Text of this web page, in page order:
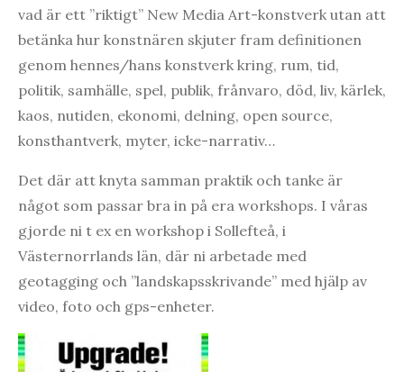
vad är ett ”riktigt” New Media Art-konstverk utan att
betänka hur konstnären skjuter fram definitionen
genom hennes/hans konstverk kring, rum, tid,
politik, samhälle, spel, publik, frånvaro, död, liv, kärlek,
kaos, nutiden, ekonomi, delning, open source,
konsthantverk, myter, icke-narrativ…
Det där att knyta samman praktik och tanke är
något som passar bra in på era workshops. I våras
gjorde ni t ex en workshop i Sollefteå, i
Västernorrlands län, där ni arbetade med
geotagging och ”landskapsskrivande” med hjälp av
video, foto och gps-enheter.